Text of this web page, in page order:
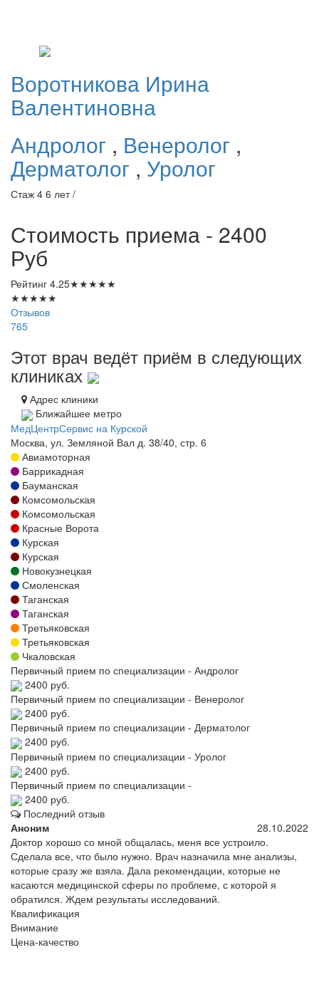
Воротникова Ирина
Валентиновна
Андролог , Венеролог ,
Дерматолог , Уролог
Стаж 4 6 лет /
Стоимость приема - 2400
Руб
Рейтинг 4.25★★★★★
★★★★★
Отзывов
765
Этот врач ведёт приём в следующих
клиниках
Адрес клиники
Ближайшее метро
МедЦентрСервис на Курской
Москва, ул. Земляной Вал д. 38/40, стр. 6
Авиамоторная
Баррикадная
Бауманская
Комсомольская
Комсомольская
Красные Ворота
Курская
Курская
Новокузнецкая
Смоленская
Таганская
Таганская
Третьяковская
Третьяковская
Чкаловская
Первичный прием по специализации - Андролог
2400 руб.
Первичный прием по специализации - Венеролог
2400 руб.
Первичный прием по специализации - Дерматолог
2400 руб.
Первичный прием по специализации - Уролог
2400 руб.
Первичный прием по специализации -
2400 руб.
Последний отзыв
Аноним
28.10.2022
Доктор хорошо со мной общалась, меня все устроило.
Сделала все, что было нужно. Врач назначила мне анализы,
которые сразу же взяла. Дала рекомендации, которые не
касаются медицинской сферы по проблеме, с которой я
обратился. Ждем результаты исследований.
Квалификация
Внимание
Цена-качество